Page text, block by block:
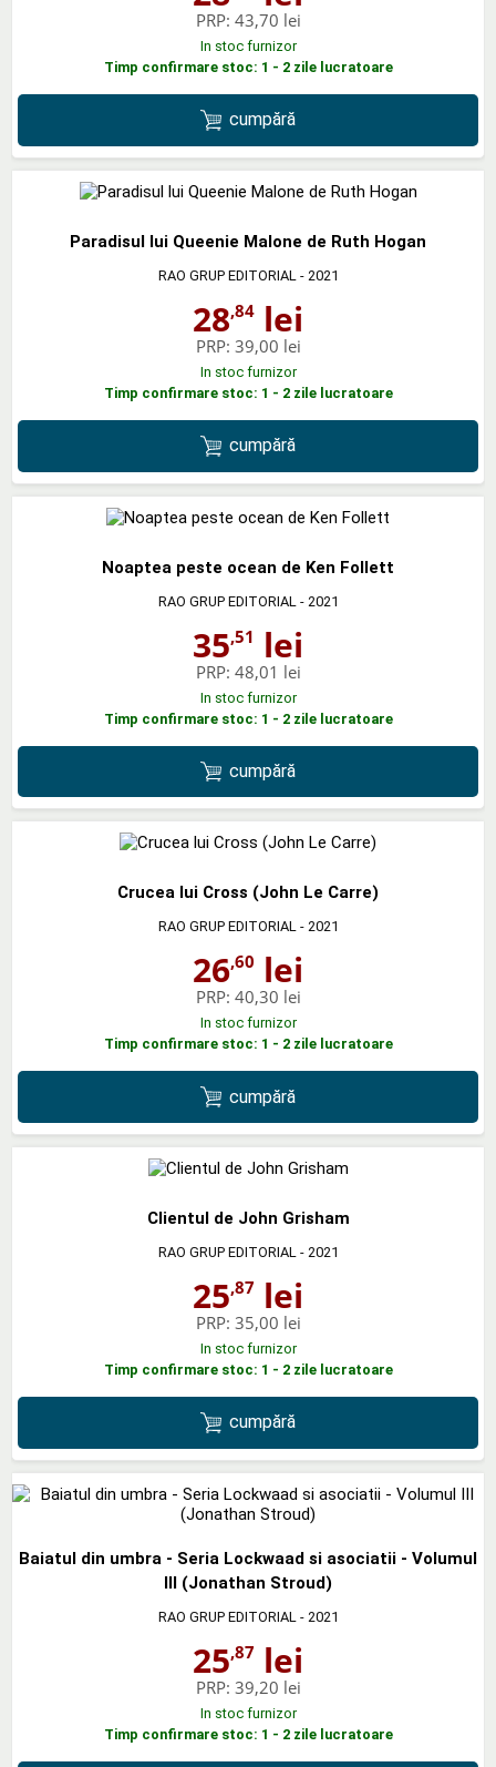
PRP: 43,70 lei
In stoc furnizor
Timp confirmare stoc: 1 - 2 zile lucratoare
cumpără
Paradisul lui Queenie Malone de Ruth Hogan
RAO GRUP EDITORIAL - 2021
28,84 lei
PRP: 39,00 lei
In stoc furnizor
Timp confirmare stoc: 1 - 2 zile lucratoare
cumpără
Noaptea peste ocean de Ken Follett
RAO GRUP EDITORIAL - 2021
35,51 lei
PRP: 48,01 lei
In stoc furnizor
Timp confirmare stoc: 1 - 2 zile lucratoare
cumpără
Crucea lui Cross (John Le Carre)
RAO GRUP EDITORIAL- 2021
26,60 lei
PRP: 40,30 lei
In stoc furnizor
Timp confirmare stoc: 1 - 2 zile lucratoare
cumpără
Clientul de John Grisham
RAO GRUP EDITORIAL- 2021
25,87 lei
PRP: 35,00 lei
In stoc furnizor
Timp confirmare stoc: 1 - 2 zile lucratoare
cumpără
Baiatul din umbra - Seria Lockwaad si asociatii - Volumul
III (Jonathan Stroud)
RAO GRUP EDITORIAL - 2021
25,87 lei
PRP: 39,20 lei
In stoc furnizor
Timp confirmare stoc: 1 - 2 zile lucratoare